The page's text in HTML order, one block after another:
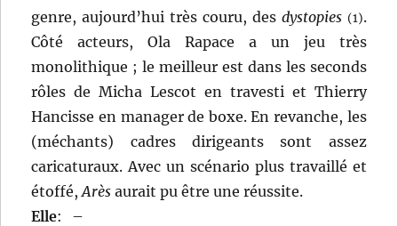
genre, aujourd’hui très couru, des dystopies (1).
Côté acteurs, Ola Rapace a un jeu très
monolithique ; le meilleur est dans les seconds
rôles de Micha Lescot en travesti et Thierry
Hancisse en manager de boxe. En revanche, les
(méchants) cadres dirigeants sont assez
caricaturaux. Avec un scénario plus travaillé et
étoffé,Arès aurait pu être une réussite.
Elle:
–